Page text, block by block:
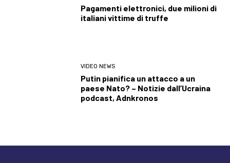
Pagamenti elettronici, due milioni di
italiani vittime di truffe
VIDEO NEWS
Putin pianifica un attacco a un
paese Nato? – Notizie dall’Ucraina
podcast, Adnkronos